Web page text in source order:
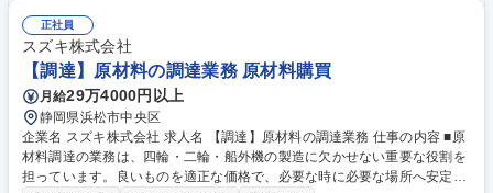
■海外営業部門における海外市場向け四輪車の商品企画 など 募集職種 ★
ポジションサーチ【商品企画/リーダー候補】ご経験にマッチする求人にて
選考
正社員
スズキ株式会社
【調達】原材料の調達業務 原材料購買
月給29万4000円以上
静岡県浜松市中央区
企業名 スズキ株式会社 求人名 【調達】原材料の調達業務 仕事の内容 ■原
材料調達の業務は、四輪・二輪・船外機の製造に欠かせない重要な役割を
担っています。良いものを適正な価格で、必要な時に必要な場所へ安定し